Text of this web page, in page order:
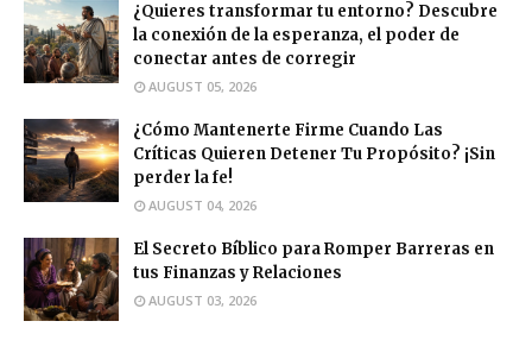
¿Quieres transformar tu entorno? Descubre
la conexión de la esperanza, el poder de
conectar antes de corregir
AUGUST 05, 2026
¿Cómo Mantenerte Firme Cuando Las
Críticas Quieren Detener Tu Propósito? ¡Sin
perder la fe!
AUGUST 04, 2026
El Secreto Bíblico para Romper Barreras en
tus Finanzas y Relaciones
AUGUST 03, 2026